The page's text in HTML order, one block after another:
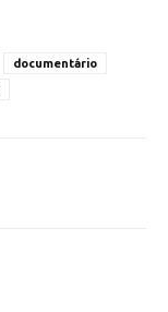
documentário